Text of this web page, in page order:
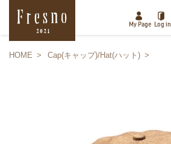
My Page Log in
HOME Cap(キャップ)/Hat(ハット)